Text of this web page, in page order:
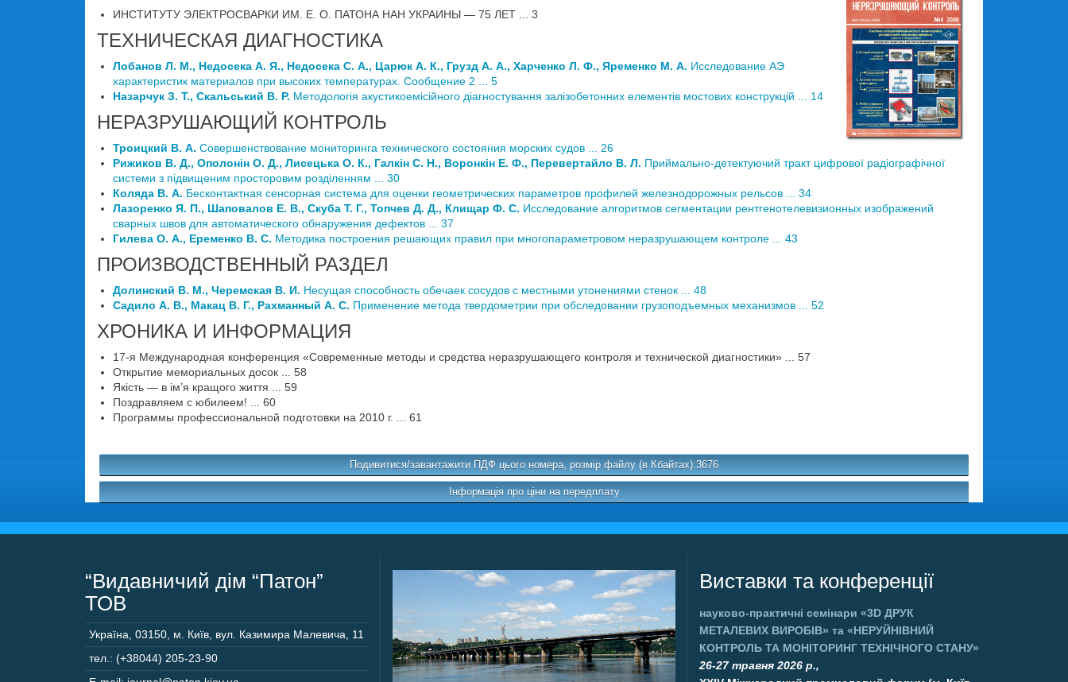
ИНСТИТУТУ ЭЛЕКТРОСВАРКИ ИМ. Е. О. ПАТОНА НАН УКРАИНЫ — 75 ЛЕТ ... 3
ТЕХНИЧЕСКАЯ ДИАГНОСТИКА
Лобанов Л. М., Недосека А. Я., Недосека С. А., Царюк А. К., Грузд А. А., Харченко Л. Ф., Яременко М. А. Исследование АЭ
характеристик материалов при высоких температурах. Сообщение 2 ... 5
Назарчук З. Т., Скальський В. Р. Методологія акустикоемісійного діагностування залізобетонних елементів мостових конструкцій ... 14
НЕРАЗРУШАЮЩИЙ КОНТРОЛЬ
Троицкий В. А. Совершенствование мониторинга технического состояния морских судов ... 26
Рижиков В. Д., Ополонін О. Д., Лисецька О. К., Галкін С. Н., Воронкін Е. Ф., Перевертайло В. Л. Приймально-детектуючий тракт цифрової радіографічної
системи з підвищеним просторовим розділенням ... 30
Коляда В. А. Бесконтактная сенсорная система для оценки геометрических параметров профилей железнодорожных рельсов ... 34
Лазоренко Я. П., Шаповалов Е. В., Скуба Т. Г., Топчев Д. Д., Клищар Ф. С. Исследование алгоритмов сегментации рентгенотелевизионных изображений
сварных швов для автоматического обнаружения дефектов ... 37
Гилева О. А., Еременко В. С. Методика построения решающих правил при многопараметровом неразрушающем контроле ... 43
ПРОИЗВОДСТВЕННЫЙ РАЗДЕЛ
Долинский В. М., Черемская В. И. Несущая способность обечаек сосудов с местными утонениями стенок ... 48
Садило А. В., Макац В. Г., Рахманный А. С. Применение метода твердометрии при обследовании грузоподъемных механизмов ... 52
ХРОНИКА И ИНФОРМАЦИЯ
17-я Международная конференция «Современные методы и средства неразрушающего контроля и технической диагностики» ... 57
Открытие мемориальных досок ... 58
Якість — в ім’я кращого життя ... 59
Поздравляем с юбилеем! ... 60
Программы профессиональной подготовки на 2010 г. ... 61
Подивитися/завантажити ПДФ цього номера, розмір файлу (в Кбайтах):3676
Інформація про ціни на передплату
“Видавничий дім “Патон”
ТОВ
Україна 03150 м. Київ, вул. Казимира Малевича, 11
тел.: (+38044) 205-23-90
Виставки та конференції
науково-практичні семінари«3D ДРУК
МЕТАЛЕВИХ ВИРОБІВ» та«НЕРУЙНІВНИЙ
КОНТРОЛЬ ТА МОНІТОРИНГ ТЕХНІЧНОГО СТАНУ»
26-27 травня 2026 р.,